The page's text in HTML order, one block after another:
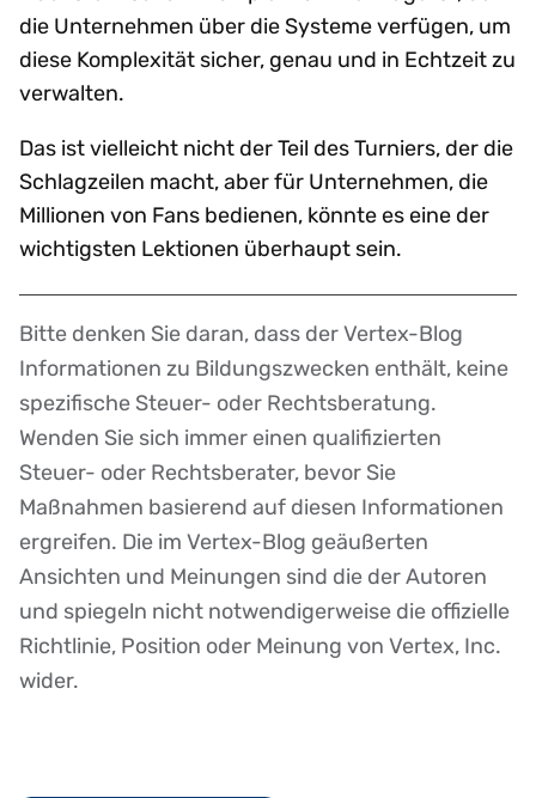
die Unternehmen über die Systeme verfügen, um
diese Komplexität sicher, genau und in Echtzeit zu
verwalten.
Das ist vielleicht nicht der Teil des Turniers, der die
Schlagzeilen macht, aber für Unternehmen, die
Millionen von Fans bedienen, könnte es eine der
wichtigsten Lektionen überhaupt sein.
Disclaimer
Bitte denken Sie daran, dass der Vertex-Blog
Informationen zu Bildungszwecken enthält, keine
spezifische Steuer- oder Rechtsberatung.
Wenden Sie sich immer einen qualifizierten
Steuer- oder Rechtsberater, bevor Sie
Maßnahmen basierend auf diesen Informationen
ergreifen. Die im Vertex-Blog geäußerten
Ansichten und Meinungen sind die der Autoren
und spiegeln nicht notwendigerweise die offizielle
Richtlinie, Position oder Meinung von Vertex, Inc.
wider.